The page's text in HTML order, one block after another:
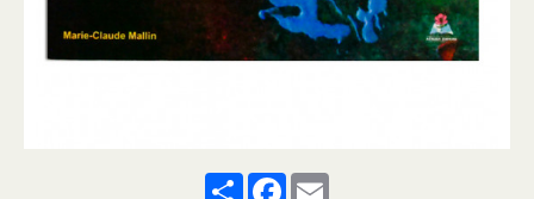
ShareFacebook
Email